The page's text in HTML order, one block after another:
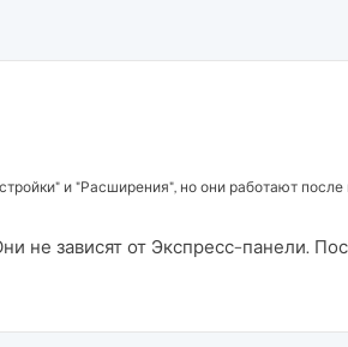
и "Расширения", но они работают после
не зависят от Экспресс-панели.